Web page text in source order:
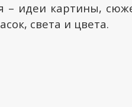
– идеи картины,
света и цвета.